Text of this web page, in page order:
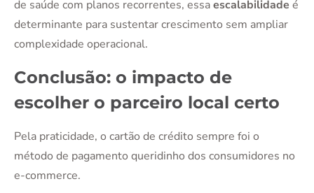
de saúde com planos recorrentes, essaescalabilidade é
determinante para sustentar crescimento sem ampliar
complexidade operacional.
Conclusão: o impacto de
escolher o parceiro local certo
Pela praticidade, o cartão de crédito sempre foi o
método de pagamento queridinho dos consumidores no
e-commerce.